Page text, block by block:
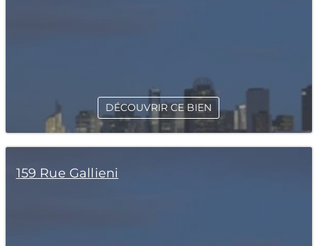
DÉCOUVRIR CE BIEN
159 Rue Gallieni